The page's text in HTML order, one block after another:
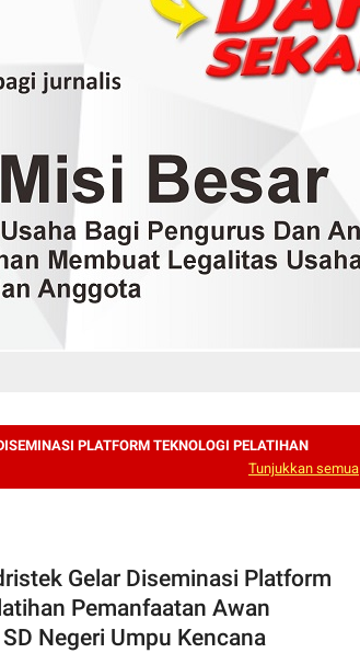
PLATFORM TEKNOLOGI PELATIHAN
Tunjukkan semua
Gelar Diseminasi Platform
Pemanfaatan Awan
Negeri Umpu Kencana